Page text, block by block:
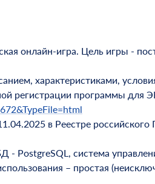
онлайн-игра. Цель игры -
характеристиками,
регистрации программы
в Реестре
PostgreSQL, система
– простая